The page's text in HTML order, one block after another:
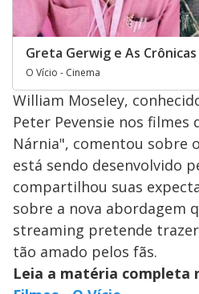
Greta Gerwig e As
O Vício - Cinema
William Moseley,
Peter Pevensie nos filmes
Nárnia", comentou sobre
está sendo desenvolvido
compartilhou suas
sobre a nova abordagem
streaming pretende
tão amado pelos fãs.
Leia a matéria completa